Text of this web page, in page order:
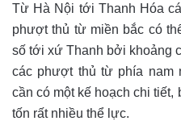
Từ Hà Nội tới Thanh Hóa
phượt thủ từ miền bắc có
số tới xứ Thanh bởi khoảng
các phượt thủ từ phía nam
cần có một kế hoạch chi
tốn rất nhiều thể lực.